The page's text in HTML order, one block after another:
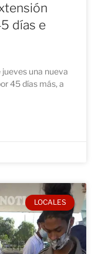
días e
jueves una nueva
45 días más, a
LOCALES